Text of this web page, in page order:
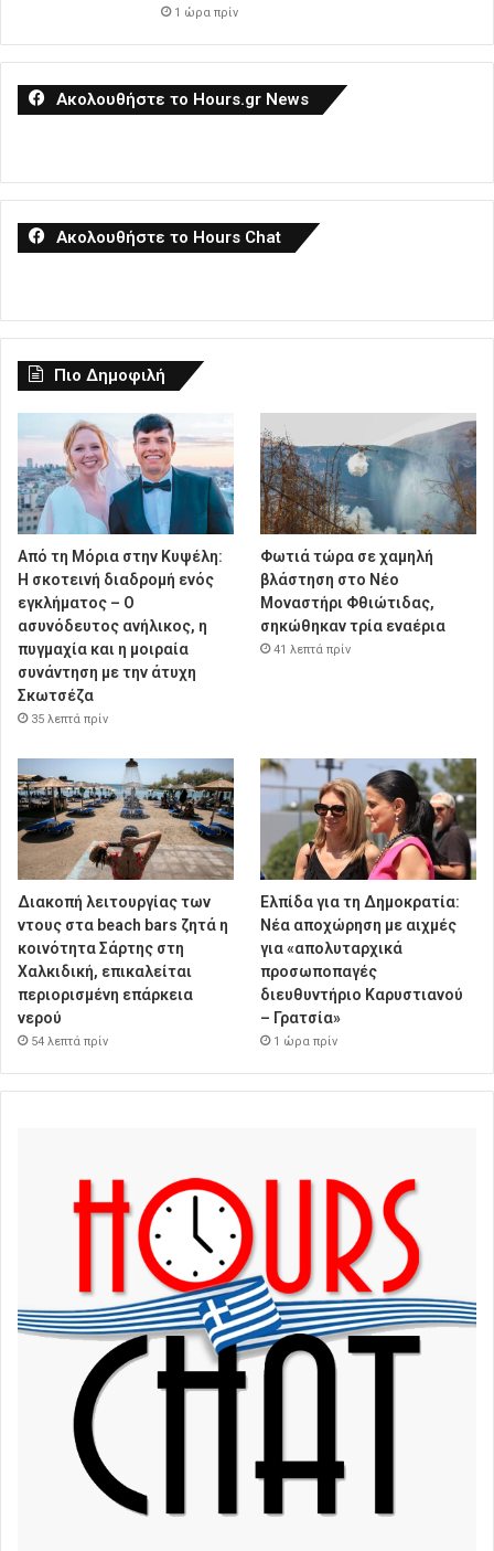
1 ώρα πρίν
Ακολουθήστε το Hours.gr News
Ακολουθήστε το Hours Chat
Πιο Δημοφιλή
Από τη Μόρια στην Κυψέλη:
Η σκοτεινή διαδρομή ενός
εγκλήματος – Ο
ασυνόδευτος ανήλικος, η
πυγμαχία και η μοιραία
συνάντηση με την άτυχη
Σκωτσέζα
35 λεπτά πρίν
Φωτιά τώρα σε χαμηλή
βλάστηση στο Νέο
Μοναστήρι Φθιώτιδας,
σηκώθηκαν τρία εναέρια
41 λεπτά πρίν
Διακοπή λειτουργίας των
ντους στα beach bars ζητά η
κοινότητα Σάρτης στη
Χαλκιδική, επικαλείται
περιορισμένη επάρκεια
νερού
54 λεπτά πρίν
Ελπίδα για τη Δημοκρατία:
Νέα αποχώρηση με αιχμές
για «απολυταρχικά
προσωποπαγές
διευθυντήριο Καρυστιανού
– Γρατσία»
1 ώρα πρίν